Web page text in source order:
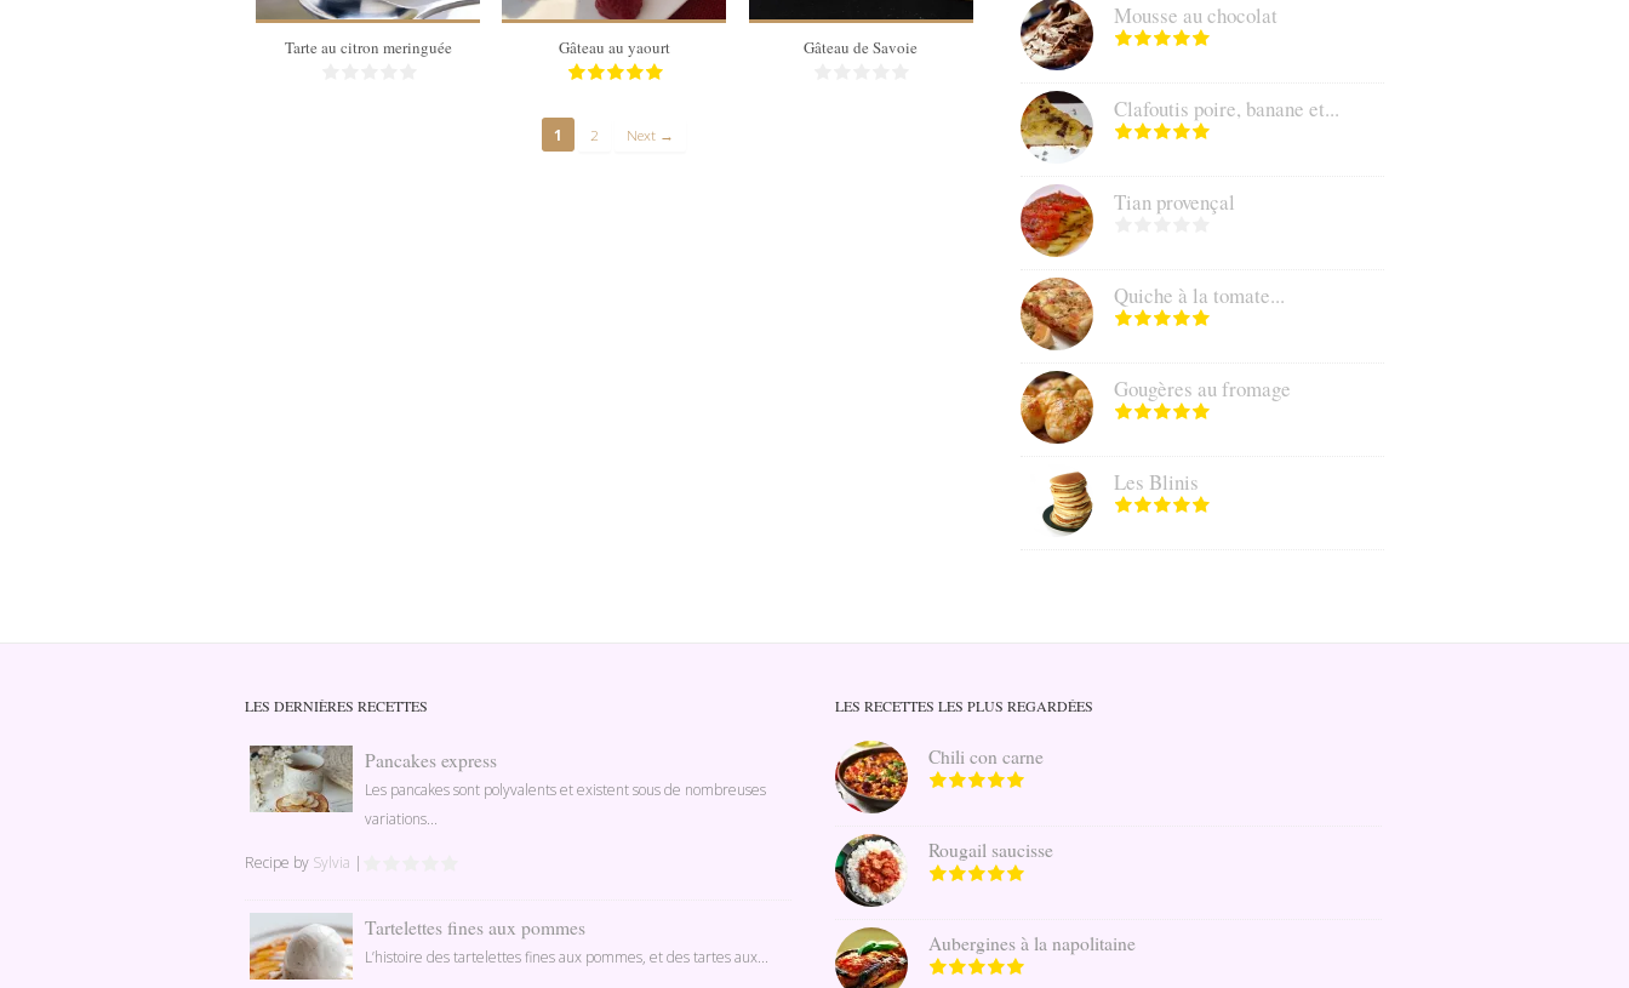
Tarte au citron meringuée Gâteau au yaourt Gâteau de Savoie
1 2 Next →
Mousse au chocolat
Clafoutis poire, banane et...
Tian provençal
Quiche à la tomate...
Gougères au fromage
Les Blinis
LES DERNIÈRES RECETTES
Pancakes express
Les pancakes sont polyvalents et existent sous de nombreuses
variations...
Recipe by Sylvia |
Tartelettes fines aux pommes
L’histoire des tartelettes fines aux pommes, et des tartes aux...
LES RECETTES LES PLUS REGARDÉES
Chili con carne
Rougail saucisse
Aubergines à la napolitaine